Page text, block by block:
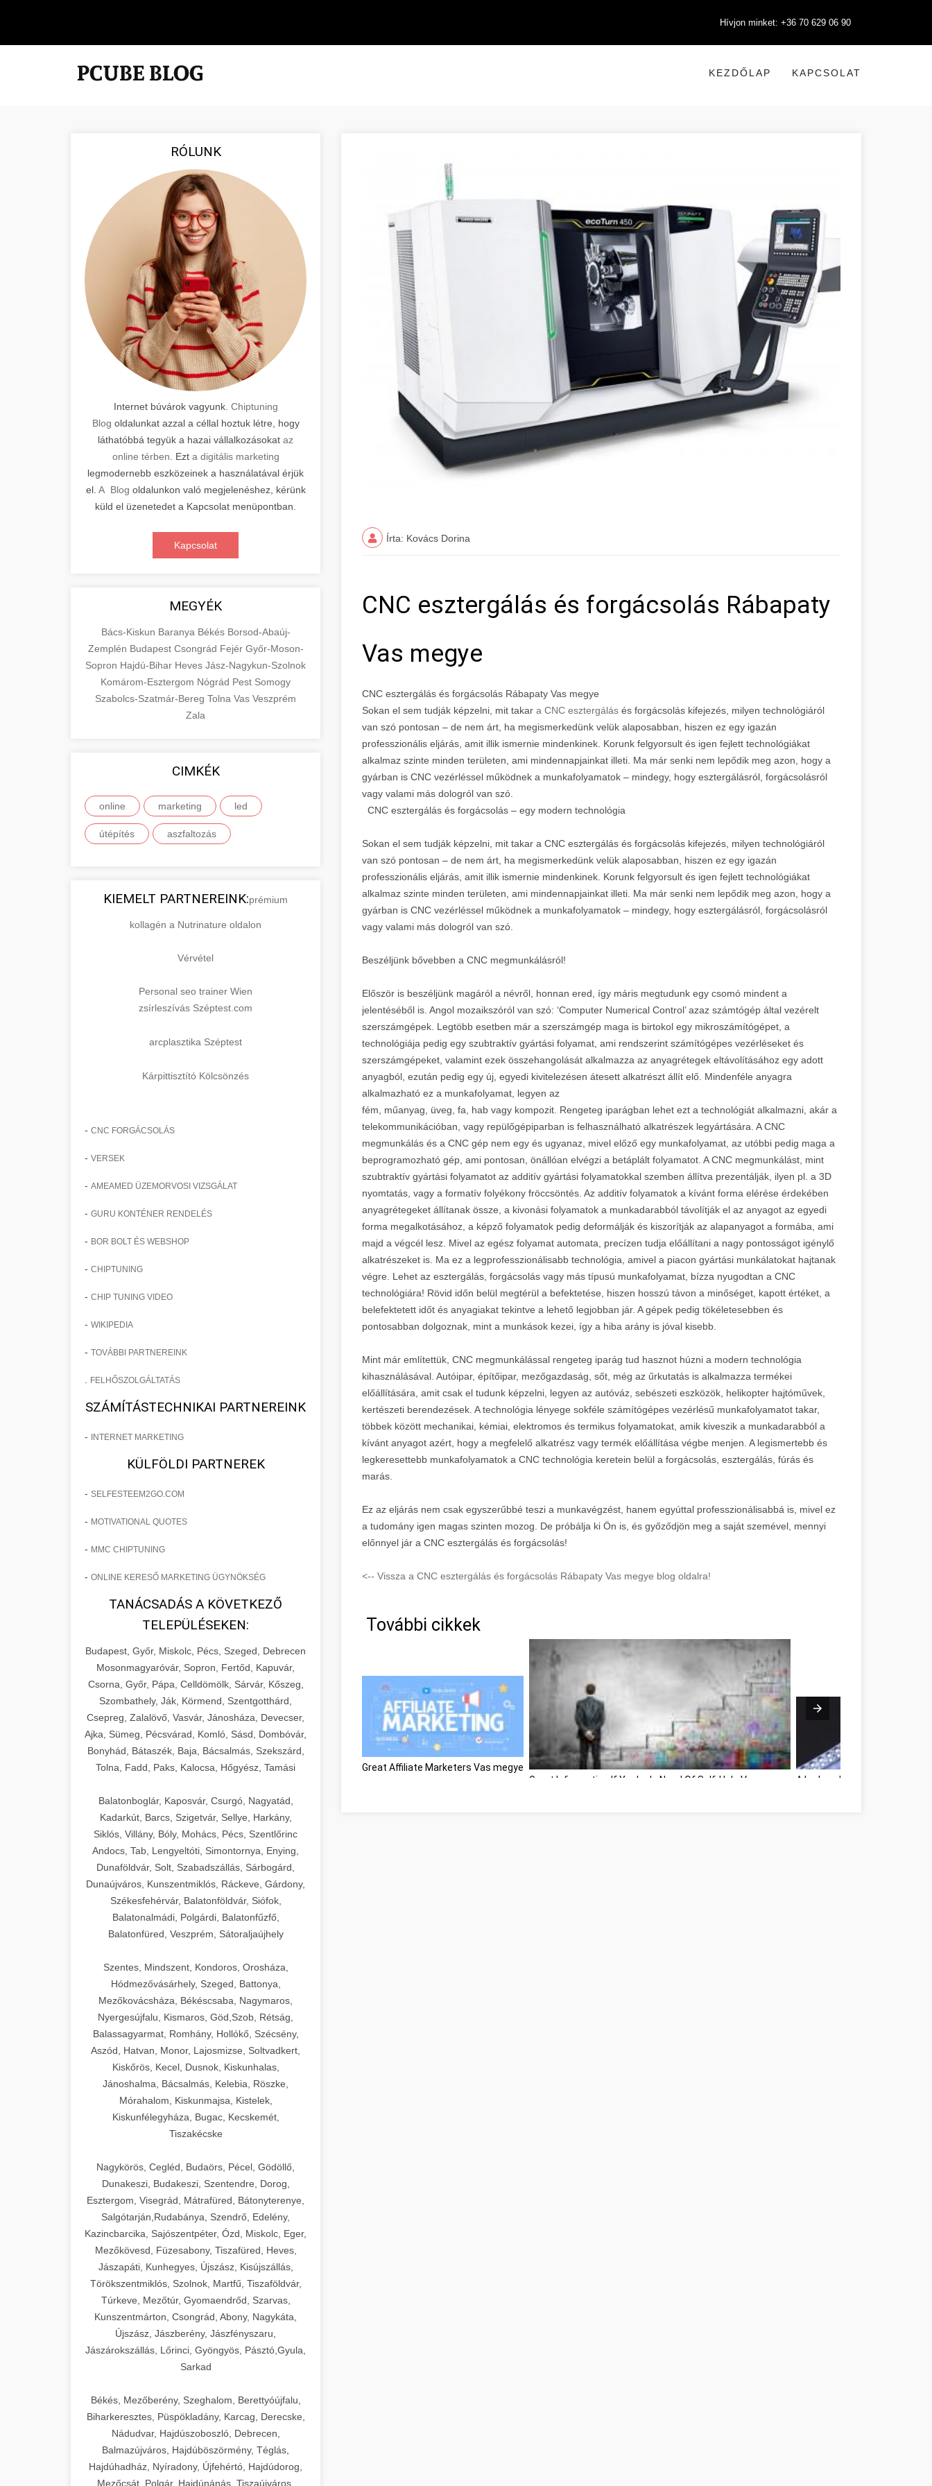
Hívjon minket: +36 70 629 06 90
KEZDŐLAP KAPCSOLAT
RÓLUNK
Internet búvárok vagyunk. Chiptuning
Blog oldalunkat azzal a céllal hoztuk létre, hogy
láthatóbbá tegyük a hazai vállalkozásokat az
online térben . Ezt a digitális marketing
legmodernebb eszközeinek a használatával érjük
el. A Blog oldalunkon való megjelenéshez, kérünk
küld el üzenetedet a Kapcsolat menüpontban.
Kapcsolat
MEGYÉK
Bács-Kiskun Baranya Békés Borsod-Abaúj-
Zemplén Budapest Csongrád Fejér Győr-Moson-
Sopron Hajdú-Bihar Heves Jász-Nagykun-Szolnok
Komárom-Esztergom Nógrád Pest Somogy
Szabolcs-Szatmár-Bereg Tolna Vas Veszprém
Zala
CIMKÉK
online marketing led
útépítés aszfaltozás
KIEMELT PARTNEREINK:prémium
kollagén a Nutrinature oldalon
Vérvétel
Personal seo trainer Wien
zsírleszívás Széptest.com
arcplasztika Széptest
Kárpittisztító Kölcsönzés
- CNC FORGÁCSOLÁS
- VERSEK
- AMEAMED ÜZEMORVOSI VIZSGÁLAT
- GURU KONTÉNER RENDELÉS
- BOR BOLT ÉS WEBSHOP
- CHIPTUNING
- CHIP TUNING VIDEO
- WIKIPEDIA
- TOVÁBBI PARTNEREINK
FELHŐSZOLGÁLTATÁS
SZÁMÍTÁSTECHNIKAI PARTNEREINK
- INTERNET MARKETING
KÜLFÖLDI PARTNEREK
- SELFESTEEM2GO.COM
- MOTIVATIONAL QUOTES
- MMC CHIPTUNING
- ONLINE KERESŐ MARKETING ÜGYNÖKSÉG
TANÁCSADÁS A KÖVETKEZŐ
TELEPÜLÉSEKEN:
Budapest, Győr, Miskolc, Pécs, Szeged, Debrecen
Mosonmagyaróvár, Sopron, Fertőd, Kapuvár,
Csorna, Győr, Pápa, Celldömölk, Sárvár, Kőszeg,
Szombathely, Ják, Körmend, Szentgotthárd,
Csepreg, Zalalövő, Vasvár, Jánosháza, Devecser,
Ajka, Sümeg, Pécsvárad, Komló, Sásd, Dombóvár,
Bonyhád, Bátaszék, Baja, Bácsalmás, Szekszárd,
Tolna, Fadd, Paks, Kalocsa, Hőgyész, Tamási
Balatonboglár, Kaposvár, Csurgó, Nagyatád,
Kadarkút, Barcs, Szigetvár, Sellye, Harkány,
Siklós, Villány, Bóly, Mohács, Pécs, Szentlőrinc
Andocs, Tab, Lengyeltóti, Simontornya, Enying,
Dunaföldvár, Solt, Szabadszállás, Sárbogárd,
Dunaújváros, Kunszentmiklós, Ráckeve, Gárdony,
Székesfehérvár, Balatonföldvár, Siófok,
Balatonalmádi, Polgárdi, Balatonfűzfő,
Balatonfüred, Veszprém, Sátoraljaújhely
Szentes, Mindszent, Kondoros, Orosháza,
Hódmezővásárhely, Szeged, Battonya,
Mezőkovácsháza, Békéscsaba, Nagymaros,
Nyergesújfalu, Kismaros, Göd,Szob, Rétság,
Balassagyarmat, Romhány, Hollókő, Szécsény,
Aszód, Hatvan, Monor, Lajosmizse, Soltvadkert,
Kiskőrös, Kecel, Dusnok, Kiskunhalas,
Jánoshalma, Bácsalmás, Kelebia, Röszke,
Mórahalom, Kiskunmajsa, Kistelek,
Kiskunfélegyháza, Bugac, Kecskemét,
Tiszakécske
Nagykörös, Cegléd, Budaörs, Pécel, Gödöllő,
Dunakeszi, Budakeszi, Szentendre, Dorog,
Esztergom, Visegrád, Mátrafüred, Bátonyterenye,
Salgótarján,Rudabánya, Szendrő, Edelény,
Kazincbarcika, Sajószentpéter, Ózd, Miskolc, Eger,
Mezőkövesd, Füzesabony, Tiszafüred, Heves,
Jászapáti, Kunhegyes, Újszász, Kisújszállás,
Törökszentmiklós, Szolnok, Martfű, Tiszaföldvár,
Túrkeve, Mezőtúr, Gyomaendrőd, Szarvas,
Kunszentmárton, Csongrád, Abony, Nagykáta,
Újszász, Jászberény, Jászfényszaru,
Jászárokszállás, Lőrinci, Gyöngyös, Pásztó,Gyula,
Sarkad
Békés, Mezőberény, Szeghalom, Berettyóújfalu,
Biharkeresztes, Püspökladány, Karcag, Derecske,
Nádudvar, Hajdúszoboszló, Debrecen,
Balmazújváros, Hajdúböszörmény, Téglás,
Hajdúhadház, Nyíradony, Újfehértó, Hajdúdorog,
Mezőcsát, Polgár, Hajdúnánás, Tiszaújváros,
Írta: Kovács Dorina
CNC esztergálás és forgácsolás Rábapaty
Vas megye
CNC esztergálás és forgácsolás Rábapaty Vas megye
Sokan el sem tudják képzelni, mit takar a CNC esztergálás és forgácsolás kifejezés, milyen technológiáról
van szó pontosan – de nem árt, ha megismerkedünk velük alaposabban, hiszen ez egy igazán
professzionális eljárás, amit illik ismernie mindenkinek. Korunk felgyorsult és igen fejlett technológiákat
alkalmaz szinte minden területen, ami mindennapjainkat illeti. Ma már senki nem lepődik meg azon, hogy a
gyárban is CNC vezérléssel működnek a munkafolyamatok – mindegy, hogy esztergálásról, forgácsolásról
vagy valami más dologról van szó.
CNC esztergálás és forgácsolás – egy modern technológia
Sokan el sem tudják képzelni, mit takar a CNC esztergálás és forgácsolás kifejezés, milyen technológiáról
van szó pontosan – de nem árt, ha megismerkedünk velük alaposabban, hiszen ez egy igazán
professzionális eljárás, amit illik ismernie mindenkinek. Korunk felgyorsult és igen fejlett technológiákat
alkalmaz szinte minden területen, ami mindennapjainkat illeti. Ma már senki nem lepődik meg azon, hogy a
gyárban is CNC vezérléssel működnek a munkafolyamatok – mindegy, hogy esztergálásról, forgácsolásról
vagy valami más dologról van szó.
Beszéljünk bővebben a CNC megmunkálásról!
Először is beszéljünk magáról a névről, honnan ered, így máris megtudunk egy csomó mindent a
jelentéséből is. Angol mozaikszóról van szó: ‘Computer Numerical Control’ azaz számtógép által vezérelt
szerszámgépek. Legtöbb esetben már a szerszámgép maga is birtokol egy mikroszámítógépet, a
technológiája pedig egy szubtraktív gyártási folyamat, ami rendszerint számítógépes vezérléseket és
szerszámgépeket, valamint ezek összehangolását alkalmazza az anyagrétegek eltávolításához egy adott
anyagból, ezután pedig egy új, egyedi kivitelezésen átesett alkatrészt állít elő. Mindenféle anyagra
alkalmazható ez a munkafolyamat, legyen az
fém, műanyag, üveg, fa, hab vagy kompozit. Rengeteg iparágban lehet ezt a technológiát alkalmazni, akár a
telekommunikációban, vagy repülőgépiparban is felhasználható alkatrészek legyártására. A CNC
megmunkálás és a CNC gép nem egy és ugyanaz, mivel előző egy munkafolyamat, az utóbbi pedig maga a
beprogramozható gép, ami pontosan, önállóan elvégzi a betáplált folyamatot. A CNC megmunkálást, mint
szubtraktív gyártási folyamatot az additív gyártási folyamatokkal szemben állítva prezentálják, ilyen pl. a 3D
nyomtatás, vagy a formatív folyékony fröccsöntés. Az additív folyamatok a kívánt forma elérése érdekében
anyagrétegeket állítanak össze, a kivonási folyamatok a munkadarabból távolítják el az anyagot az egyedi
forma megalkotásához, a képző folyamatok pedig deformálják és kiszorítják az alapanyagot a formába, ami
majd a végcél lesz. Mivel az egész folyamat automata, precízen tudja előállítani a nagy pontosságot igénylő
alkatrészeket is. Ma ez a legprofesszionálisabb technológia, amivel a piacon gyártási munkálatokat hajtanak
végre. Lehet az esztergálás, forgácsolás vagy más típusú munkafolyamat, bízza nyugodtan a CNC
technológiára! Rövid időn belül megtérül a befektetése, hiszen hosszú távon a minőséget, kapott értéket, a
belefektetett időt és anyagiakat tekintve a lehető legjobban jár. A gépek pedig tökéletesebben és
pontosabban dolgoznak, mint a munkások kezei, így a hiba arány is jóval kisebb.
Mint már említettük, CNC megmunkálással rengeteg iparág tud hasznot húzni a modern technológia
kihasználásával. Autóipar, építőipar, mezőgazdaság, sőt, még az űrkutatás is alkalmazza termékei
előállítására, amit csak el tudunk képzelni, legyen az autóváz, sebészeti eszközök, helikopter hajtóművek,
kertészeti berendezések. A technológia lényege sokféle számítógépes vezérlésű munkafolyamatot takar,
többek között mechanikai, kémiai, elektromos és termikus folyamatokat, amik kiveszik a munkadarabból a
kívánt anyagot azért, hogy a megfelelő alkatrész vagy termék előállítása végbe menjen. A legismertebb és
legkeresettebb munkafolyamatok a CNC technológia keretein belül a forgácsolás, esztergálás, fúrás és
marás.
Ez az eljárás nem csak egyszerűbbé teszi a munkavégzést, hanem egyúttal professzionálisabbá is, mivel ez
a tudomány igen magas szinten mozog. De próbálja ki Ön is, és győződjön meg a saját szemével, mennyi
előnnyel jár a CNC esztergálás és forgácsolás!
<-- Vissza a CNC esztergálás és forgácsolás Rábapaty Vas megye blog oldalra!
További cikkek
Great Affiliate Marketers Vas megye
Great Information If You're In Need Of Self-Help Vas megye
A Led szalag varázsa Vas